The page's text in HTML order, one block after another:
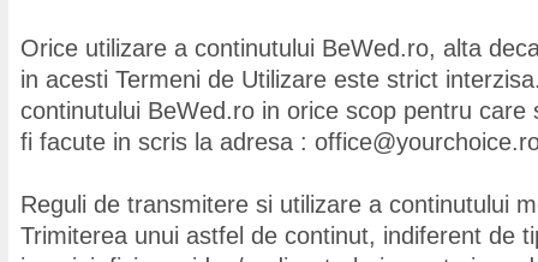
Orice utilizare a continutului BeWed.ro, alta
in acesti Termeni de Utilizare este strict
continutului BeWed.ro in orice scop pentru
fi facute in scris la adresa :
Reguli de transmitere si utilizare a continutului
Trimiterea unui astfel de continut, indiferent de